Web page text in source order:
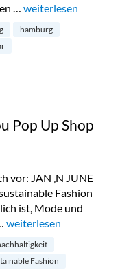
… „Eiscafé P5 eröffnet
weiterlesen
hamburg
Pop Up Shop
vor: JAN ‚N JUNE
Fashion
ist, Mode und
„JAN ‚N JUNE & Coco
weiterlesen
Fashion